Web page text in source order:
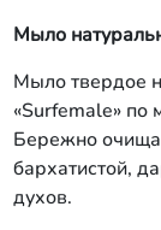
Мыло
Мыло твердое
«Surfemale» по
Бережно
бархатистой,
духов.